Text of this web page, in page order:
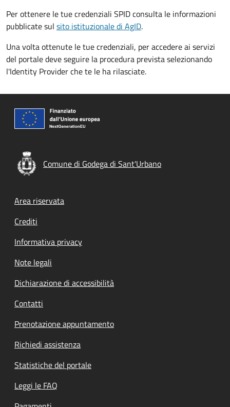
Per ottenere le tue credenziali SPID consulta le informazioni
pubblicate sul sito istituzionale di AgID.
Una volta ottenute le tue credenziali, per accedere ai servizi
del portale deve seguire la procedura prevista selezionando
l'Identity Provider che te le ha rilasciate.
Comune di Godega di Sant'Urbano
Footer menu
Area riservata
Crediti
Informativa privacy
Note legali
Dichiarazione di accessibilità
Contatti
Prenotazione appuntamento
Richiedi assistenza
Statistiche del portale
Leggi le FAQ